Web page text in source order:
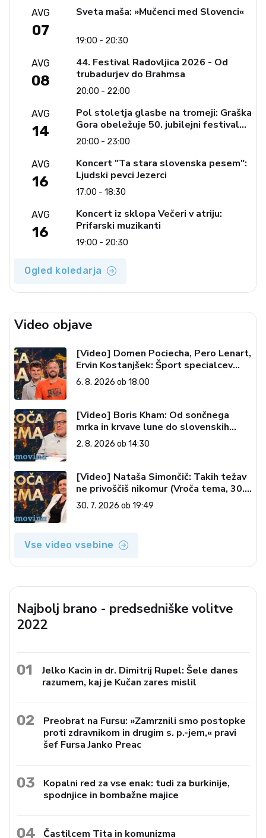
AVG
07
Sveta maša: »Mučenci med Slovenci«
19:00 - 20:30
AVG
08
44. Festival Radovljica 2026 - Od
trubadurjev do Brahmsa
20:00 - 22:00
AVG
14
Pol stoletja glasbe na tromeji: Graška
Gora obeležuje 50. jubilejni festival
narodno-zabavne glasbe
20:00 - 23:00
AVG
16
Koncert "Ta stara slovenska pesem":
Ljudski pevci Jezerci
17:00 - 18:30
AVG
16
Koncert iz sklopa Večeri v atriju:
Prifarski muzikanti
19:00 - 20:30
Ogled koledarja
Video objave
[Video] Domen Pociecha, Pero Lenart,
Ervin Kostanjšek: Šport specialcev
(Vroča tema, 6. 8. 2026)
6. 8. 2026 ob 18:00
[Video] Boris Kham: Od sončnega
mrka in krvave lune do slovenskih
pečatov v vesolju (Vroča tema, 2. 8.
2026)
2. 8. 2026 ob 14:30
[Video] Nataša Simončič: Takih težav
ne privoščiš nikomur (Vroča tema, 30.
7. 2026)
30. 7. 2026 ob 19:49
Vse video vsebine
Najbolj brano - predsedniške volitve
2022
01
Jelko Kacin in dr. Dimitrij Rupel: Šele danes
razumem, kaj je Kučan zares mislil
02
Preobrat na Fursu: »Zamrznili smo postopke
proti zdravnikom in drugim s. p.-jem,« pravi
šef Fursa Janko Preac
03
Kopalni red za vse enak: tudi za burkinije,
spodnjice in bombažne majice
04 Častilcem Tita in komunizma